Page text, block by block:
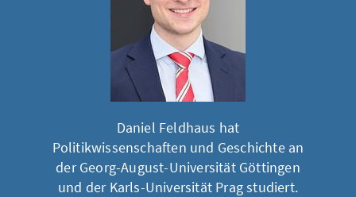
Daniel Feldhaus hat
Politikwissenschaften und Geschichte an
der Georg-August-Universität Göttingen
und der Karls-Universität Prag studiert.